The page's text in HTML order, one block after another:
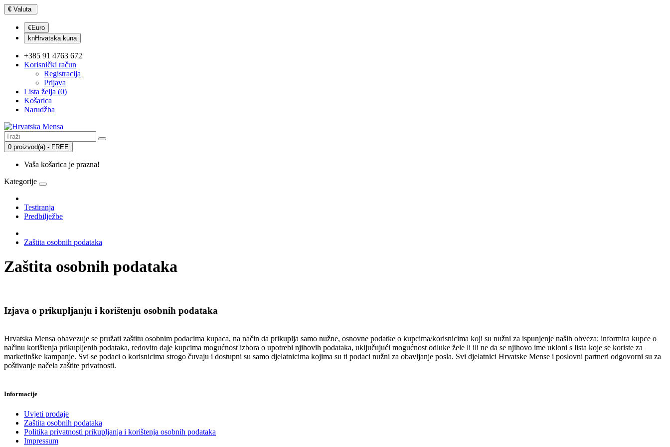
€ Valuta
€Euro
knHrvatska kuna
+385 91 4763 672
Korisnički račun
Registracija
Prijava
Lista želja (0)
Košarica
Narudžba
0 proizvod(a) - FREE
Vaša košarica je prazna!
Kategorije
Testiranja
Predbilježbe
Zaštita osobnih podataka
Zaštita osobnih podataka
Izjava o prikupljanju i korištenju osobnih podataka
Hrvatska Mensa obavezuje se pružati zaštitu osobnim podacima kupaca, na način da prikuplja samo nužne, osnovne podatke o kupcima/korisnicima koji su nužni za ispunjenje naših obveza; informira kupce o
načinu korištenja prikupljenih podataka, redovito daje kupcima mogućnost izbora o upotrebi njihovih podataka, uključujući mogućnost odluke žele li ili ne da se njihovo ime ukloni s lista koje se koriste za
marketinške kampanje. Svi se podaci o korisnicima strogo čuvaju i dostupni su samo djelatnicima kojima su ti podaci nužni za obavljanje posla. Svi djelatnici Hrvatske Mense i poslovni partneri odgovorni su za
poštivanje načela zaštite privatnosti.
Informacije
Uvjeti prodaje
Zaštita osobnih podataka
Politika privatnosti prikupljanja i korištenja osobnih podataka
Impressum